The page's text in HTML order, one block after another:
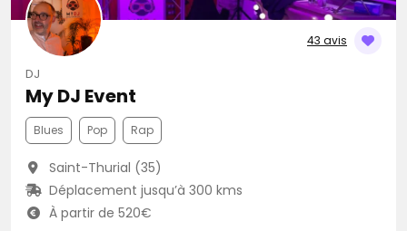
43 avis
DJ
My DJ Event
Blues Pop Rap
Saint-Thurial (35)
Déplacement jusqu’à 300 kms
À partir de 520€